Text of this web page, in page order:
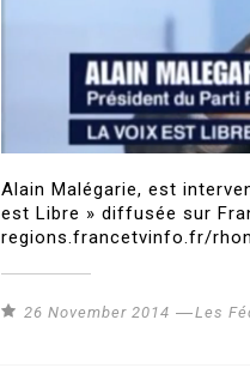
Alain Malégarie, est
est Libre » diffusée sur
regions.francetvinfo.fr/
26 November 2014 Les